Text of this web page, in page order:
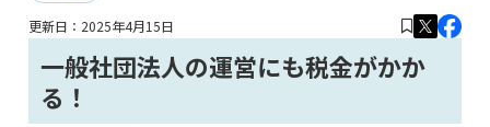
更新日： 2025年4月15日
一般社団法人の運営にも税金がかか
る！